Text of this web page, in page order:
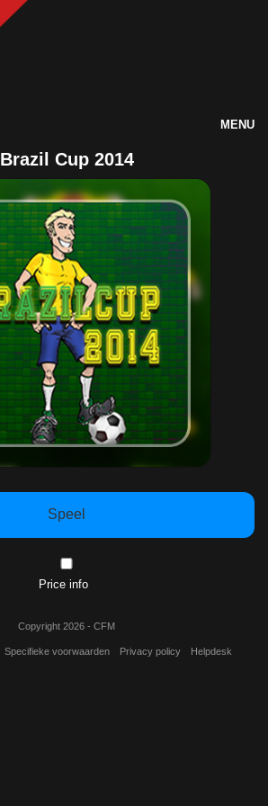
MENU
Brazil Cup 2014
Speel
Price info
Copyright 2026 - CFM
Specifieke voorwaarden Privacy policy Helpdesk